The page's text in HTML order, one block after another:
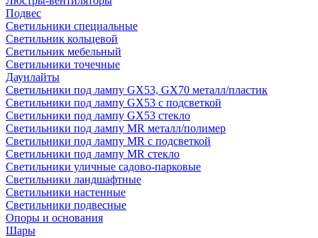
Подвес
Светильники специальные
Светильник кольцевой
Светильник мебельный
Светильники точечные
Даунлайты
Светильники под лампу GX53, GX70 металл/пластик
Светильники под лампу GX53 с подсветкой
Светильники под лампу GX53 стекло
Светильники под лампу MR металл/полимер
Светильники под лампу MR с подсветкой
Светильники под лампу MR стекло
Светильники уличные садово-парковые
Светильники ландшафтные
Светильники настенные
Светильники подвесные
Опоры и основания
Шары